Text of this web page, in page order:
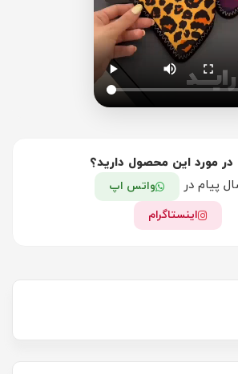
در مورد این محصول دارید؟
پیام در
واتس اپ
اینستاگرام